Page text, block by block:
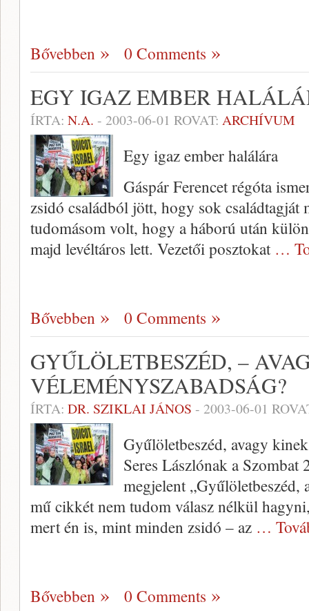
Bővebben 0 Comments
EGY IGAZ EMBER
ÍRTA: N.A. - 2003-06-01 ROVAT: ARCHÍVUM
Egy igaz ember halálára
Gáspár Ferencet régóta
zsidó családból jött, hogy sok családtagját
tudomásom volt, hogy a háború után
majd levéltáros lett. Vezetői posztokat …
Bővebben 0 Comments
GYŰLÖLETBESZÉD, –
VÉLEMÉNYSZABADSÁG?
ÍRTA: DR. SZIKLAI JÁNOS - 2003-06-01
Gyűlöletbeszéd, avagy
Seres Lászlónak a Szombat
megjelent
mű cikkét nem tudom válasz nélkül
mert én is, mint minden zsidó – az …
Bővebben 0 Comments